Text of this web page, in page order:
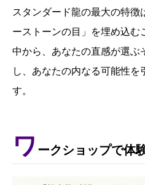
スタンダード龍の最大の特徴
ーストーンの目」を埋め込む
中から、あなたの直感が選ぶ
し、あなたの内なる可能性を
す。
ワ ークショップで体